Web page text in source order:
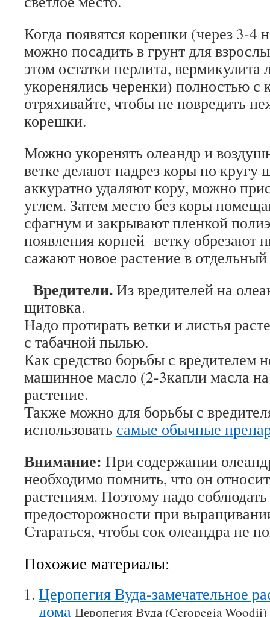
Когда появятся корешки (через 3-4
можно посадить в грунт для
этом остатки перлита,
укоренялись черенки) полностью с
отряхивайте, чтобы не повредить
корешки.
Можно укоренять олеандр и
ветке делают надрез коры по
аккуратно удаляют кору, можно
углем. Затем место без коры
сфагнум и закрывают пленкой
появления корней ветку обрезают
сажают новое растение в
Вредители.Из вредителей на
щитовка.
Надо протирать ветки и листья
с табачной пылью.
Как средство борьбы с вредителем
машинное масло (2-3капли масла
растение.
Также можно для борьбы с
использовать самые обычные
Внимание: При содержании
необходимо помнить, что он
растениям. Поэтому надо
предосторожности при
Стараться, чтобы сок олеандра не
Похожие материалы:
Церопегия Вуда-замечательное
дома Церопегия Вуда (Ceropegia Woodii)